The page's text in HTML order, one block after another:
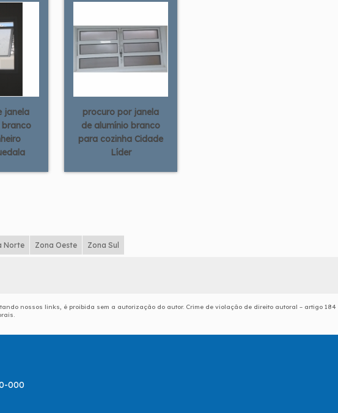
janela
branco
procuro por janela
de alumínio branco
para cozinha Cidade
Líder
Norte Zona Oeste Zona Sul
nossos links, é proibida sem a autorização do autor. Crime de violação de direito autoral – artigo 184
000